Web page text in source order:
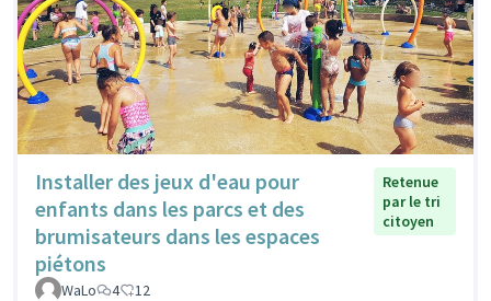
Installer des jeux d'eau pour
enfants dans les parcs et des
brumisateurs dans les espaces
piétons
Retenue
par le tri
citoyen
WaLo 4 12